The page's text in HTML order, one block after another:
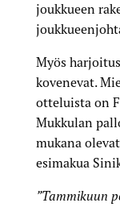
joukkueen
Myös
kovenevat.
otteluista on
Mukkulan
mukana
esimakua
”Tammikuun